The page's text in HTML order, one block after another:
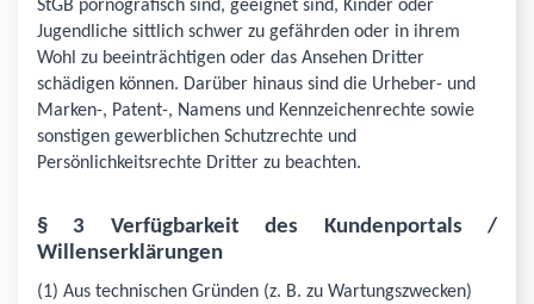
StGB pornografisch sind, geeignet sind, Kinder oder
Jugendliche sittlich schwer zu gefährden oder in ihrem
Wohl zu beeinträchtigen oder das Ansehen Dritter
schädigen können. Darüber hinaus sind die Urheber- und
Marken-, Patent-, Namens und Kennzeichenrechte sowie
sonstigen gewerblichen Schutzrechte und
Persönlichkeitsrechte Dritter zu beachten.
§ 3 Verfügbarkeit des Kundenportals /
Willenserklärungen
(1) Aus technischen Gründen (z. B. zu Wartungszwecken)